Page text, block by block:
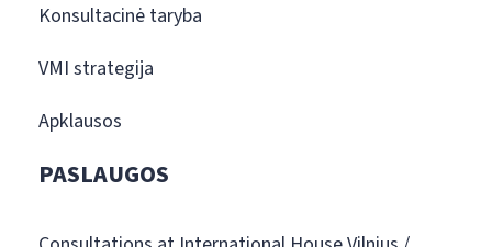
Konsultacinė taryba
VMI strategija
Apklausos
PASLAUGOS